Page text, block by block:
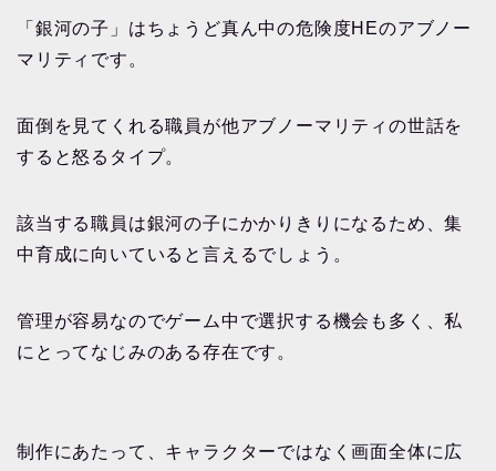
「銀河の子」はちょうど真ん中の危険度HEのアブノー
マリティです。
面倒を見てくれる職員が他アブノーマリティの世話を
すると怒るタイプ。
該当する職員は銀河の子にかかりきりになるため、集
中育成に向いていると言えるでしょう。
管理が容易なのでゲーム中で選択する機会も多く、私
にとってなじみのある存在です。
制作にあたって、キャラクターではなく画面全体に広